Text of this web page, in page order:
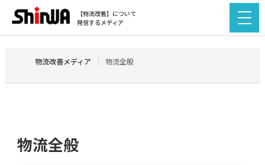
【物流改善】について
発信するメディア
物流改善メディア 物流全般
物流全般